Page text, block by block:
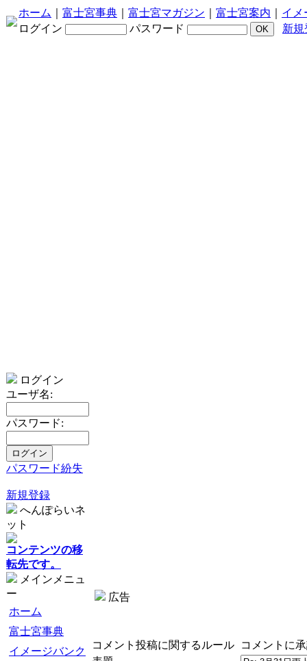
ホーム 富士宮事典 富士宮マガジン 富士宮案内
イメ
ログイン
パスワード 新規
ログイン
ユーザ名:
パスワード:
パスワード紛失
新規登録
へんぽらいネ
ット
コンテンツの移
転先です。
メインメニュ
ー
ホーム
富士宮事典
イメージバンク
広告
コメント投稿に関するルール
コメントに